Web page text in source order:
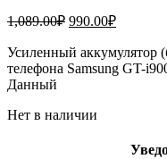
1,089.00₽ Первоначальная
составляла
1,089.00₽.
990.00₽Текущая
990.00₽.
Усиленный аккумулятор
телефона Samsung GT-
Данный
Нет в наличии